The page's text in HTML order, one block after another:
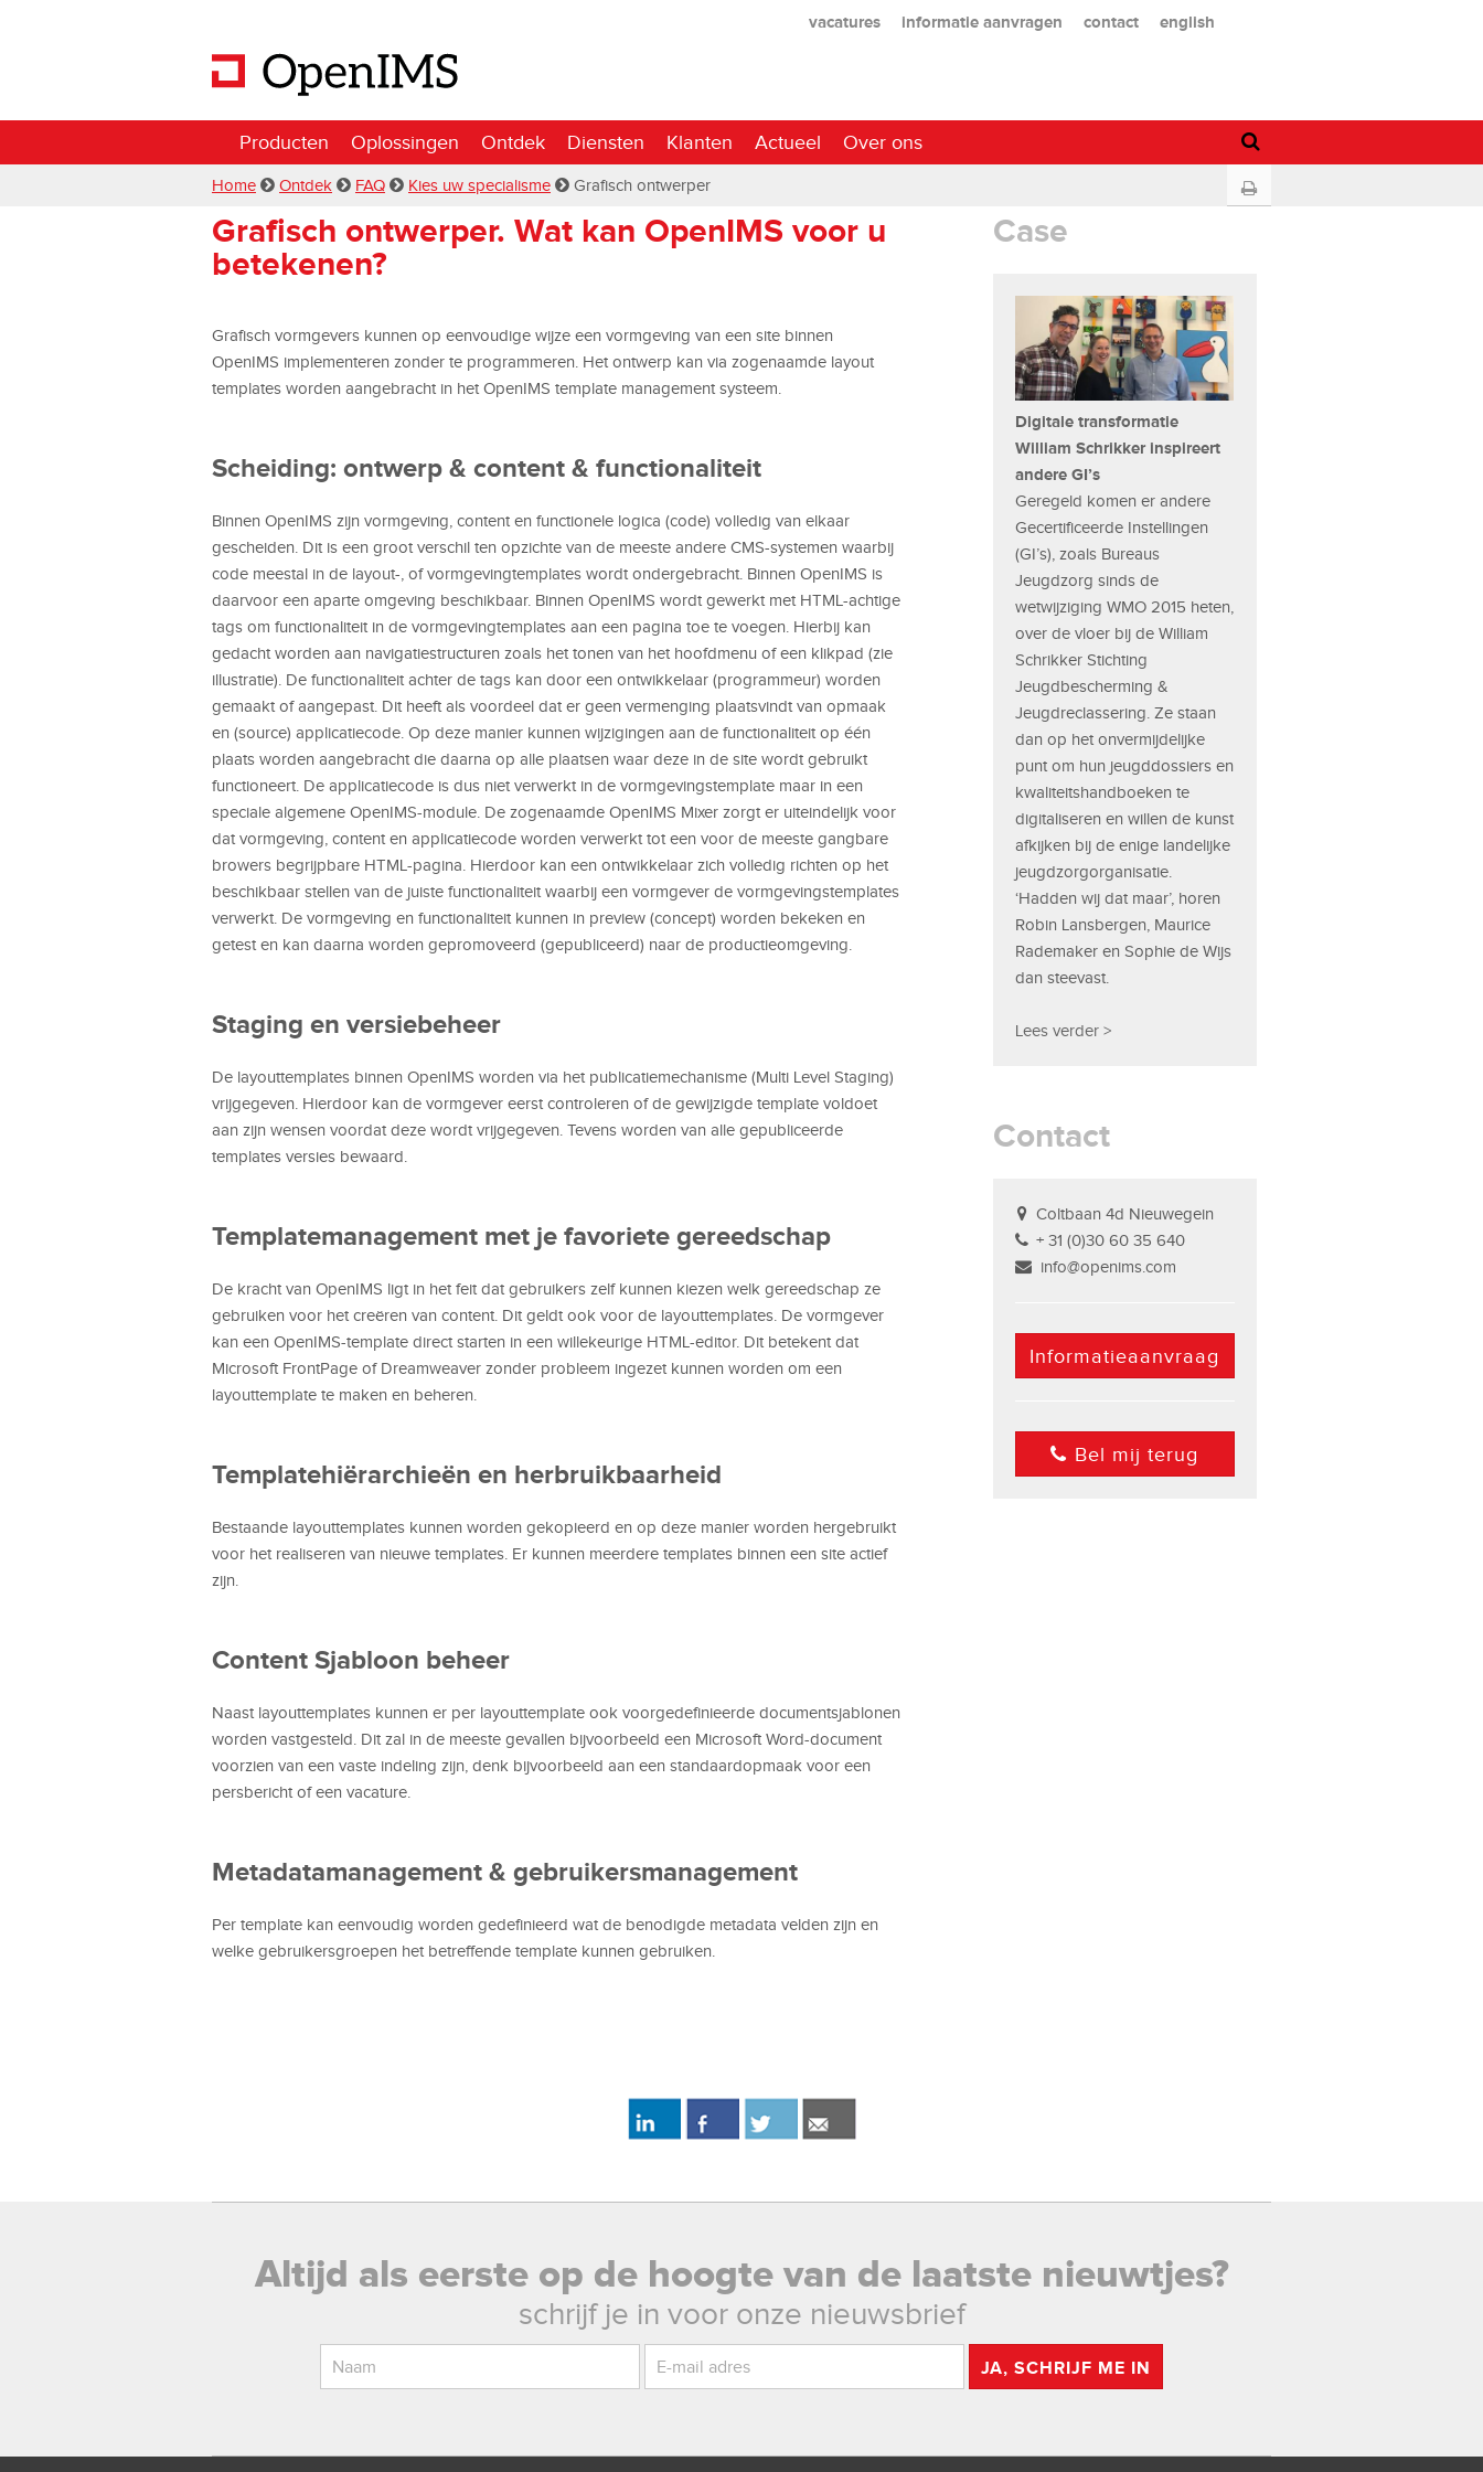
vacatures informatie aanvragen contact english
Producten Oplossingen Ontdek Diensten Klanten Actueel Over ons
Home Ontdek FAQ Kies uw specialisme Grafisch ontwerper
Grafisch ontwerper. Wat kan OpenIMS voor u
betekenen?
Grafisch vormgevers kunnen op eenvoudige wijze een vormgeving van een site binnen
OpenIMS implementeren zonder te programmeren. Het ontwerp kan via zogenaamde layout
templates worden aangebracht in het OpenIMS template management systeem.
Scheiding: ontwerp & content & functionaliteit
Binnen OpenIMS zijn vormgeving, content en functionele logica (code) volledig van elkaar
gescheiden. Dit is een groot verschil ten opzichte van de meeste andere CMS-systemen waarbij
code meestal in de layout-, of vormgevingtemplates wordt ondergebracht. Binnen OpenIMS is
daarvoor een aparte omgeving beschikbaar. Binnen OpenIMS wordt gewerkt met HTML-achtige
tags om functionaliteit in de vormgevingtemplates aan een pagina toe te voegen. Hierbij kan
gedacht worden aan navigatiestructuren zoals het tonen van het hoofdmenu of een klikpad (zie
illustratie). De functionaliteit achter de tags kan door een ontwikkelaar (programmeur) worden
gemaakt of aangepast. Dit heeft als voordeel dat er geen vermenging plaatsvindt van opmaak
en (source) applicatiecode. Op deze manier kunnen wijzigingen aan de functionaliteit op één
plaats worden aangebracht die daarna op alle plaatsen waar deze in de site wordt gebruikt
functioneert. De applicatiecode is dus niet verwerkt in de vormgevingstemplate maar in een
speciale algemene OpenIMS-module. De zogenaamde OpenIMS Mixer zorgt er uiteindelijk voor
dat vormgeving, content en applicatiecode worden verwerkt tot een voor de meeste gangbare
browers begrijpbare HTML-pagina. Hierdoor kan een ontwikkelaar zich volledig richten op het
beschikbaar stellen van de juiste functionaliteit waarbij een vormgever de vormgevingstemplates
verwerkt. De vormgeving en functionaliteit kunnen in preview (concept) worden bekeken en
getest en kan daarna worden gepromoveerd (gepubliceerd) naar de productieomgeving.
Staging en versiebeheer
De layouttemplates binnen OpenIMS worden via het publicatiemechanisme (Multi Level Staging)
vrijgegeven. Hierdoor kan de vormgever eerst controleren of de gewijzigde template voldoet
aan zijn wensen voordat deze wordt vrijgegeven. Tevens worden van alle gepubliceerde
templates versies bewaard.
Templatemanagement met je favoriete gereedschap
De kracht van OpenIMS ligt in het feit dat gebruikers zelf kunnen kiezen welk gereedschap ze
gebruiken voor het creëren van content. Dit geldt ook voor de layouttemplates. De vormgever
kan een OpenIMS-template direct starten in een willekeurige HTML-editor. Dit betekent dat
Microsoft FrontPage of Dreamweaver zonder probleem ingezet kunnen worden om een
layouttemplate te maken en beheren.
Templatehiërarchieën en herbruikbaarheid
Bestaande layouttemplates kunnen worden gekopieerd en op deze manier worden hergebruikt
voor het realiseren van nieuwe templates. Er kunnen meerdere templates binnen een site actief
zijn.
Content Sjabloon beheer
Naast layouttemplates kunnen er per layouttemplate ook voorgedefinieerde documentsjablonen
worden vastgesteld. Dit zal in de meeste gevallen bijvoorbeeld een Microsoft Word-document
voorzien van een vaste indeling zijn, denk bijvoorbeeld aan een standaardopmaak voor een
persbericht of een vacature.
Metadatamanagement & gebruikersmanagement
Per template kan eenvoudig worden gedefinieerd wat de benodigde metadata velden zijn en
welke gebruikersgroepen het betreffende template kunnen gebruiken.
Case
Digitale transformatie
William Schrikker inspireert
andere GI’s
Geregeld komen er andere
Gecertificeerde Instellingen
(GI’s), zoals Bureaus
Jeugdzorg sinds de
wetwijziging WMO 2015 heten,
over de vloer bij de William
Schrikker Stichting
Jeugdbescherming &
Jeugdreclassering. Ze staan
dan op het onvermijdelijke
punt om hun jeugddossiers en
kwaliteitshandboeken te
digitaliseren en willen de kunst
afkijken bij de enige landelijke
jeugdzorgorganisatie.
‘Hadden wij dat maar’, horen
Robin Lansbergen, Maurice
Rademaker en Sophie de Wijs
dan steevast.
Lees verder >
Contact
Coltbaan 4d Nieuwegein
+ 31 (0)30 60 35 640
info@openims.com
Informatieaanvraag
Bel mij terug
Altijd als eerste op de hoogte van de laatste nieuwtjes?
schrijf je in voor onze nieuwsbrief
JA, SCHRIJF ME IN